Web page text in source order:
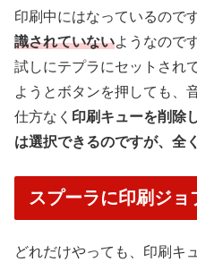
印刷中にはなっているので
識されていないようなのです
試しにテプラにセットされ
ようとボタンを押しても、
仕方なく 印刷キューを削除
は選択できるのですが、全
スプーラに印刷ジ
どれだけやっても、印刷キ